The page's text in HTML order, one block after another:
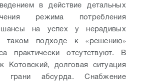
в действие детальных
режима потребления
шансы на успех у нерадивых
таком подходе к «решению»
практически отсутствуют. В
Котовский, долговая ситуация
грани абсурда. Снабжение